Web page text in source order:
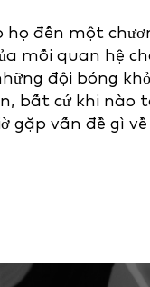
họ đến một
mối quan hệ
đội bóng
bất cứ khi nào
gặp vấn đề gì